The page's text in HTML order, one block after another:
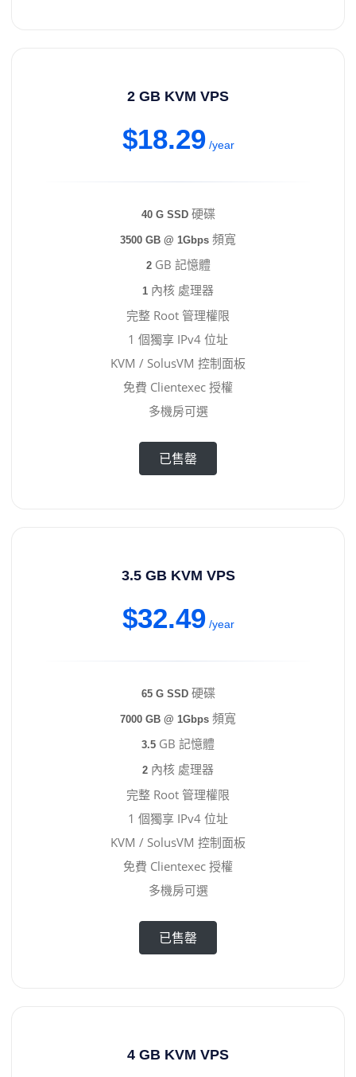
2 GB KVM VPS
$18.29 /year
40 G SSD硬碟
3500 GB @ 1Gbps 頻寬
2GB 記憶體
1 內核 處理器
完整 Root 管理權限
1 個獨享 IPv4 位址
KVM / SolusVM 控制面板
免費 Clientexec 授權
多機房可選
已售罄
3.5 GB KVM VPS
$32.49 /year
65 G SSD硬碟
7000 GB @ 1Gbps 頻寬
3.5 GB 記憶體
2 內核 處理器
完整 Root 管理權限
1 個獨享 IPv4 位址
KVM / SolusVM 控制面板
免費 Clientexec 授權
多機房可選
已售罄
4 GB KVM VPS